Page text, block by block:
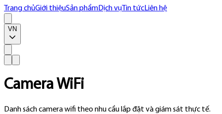
Trang chủGiới thiệuSản phẩmDịch vụ Tin tứcLiên hệ
VN
Camera WiFi
Danh sách camera wifi theo nhu cầu lắp đặt và giám sát thực tế.